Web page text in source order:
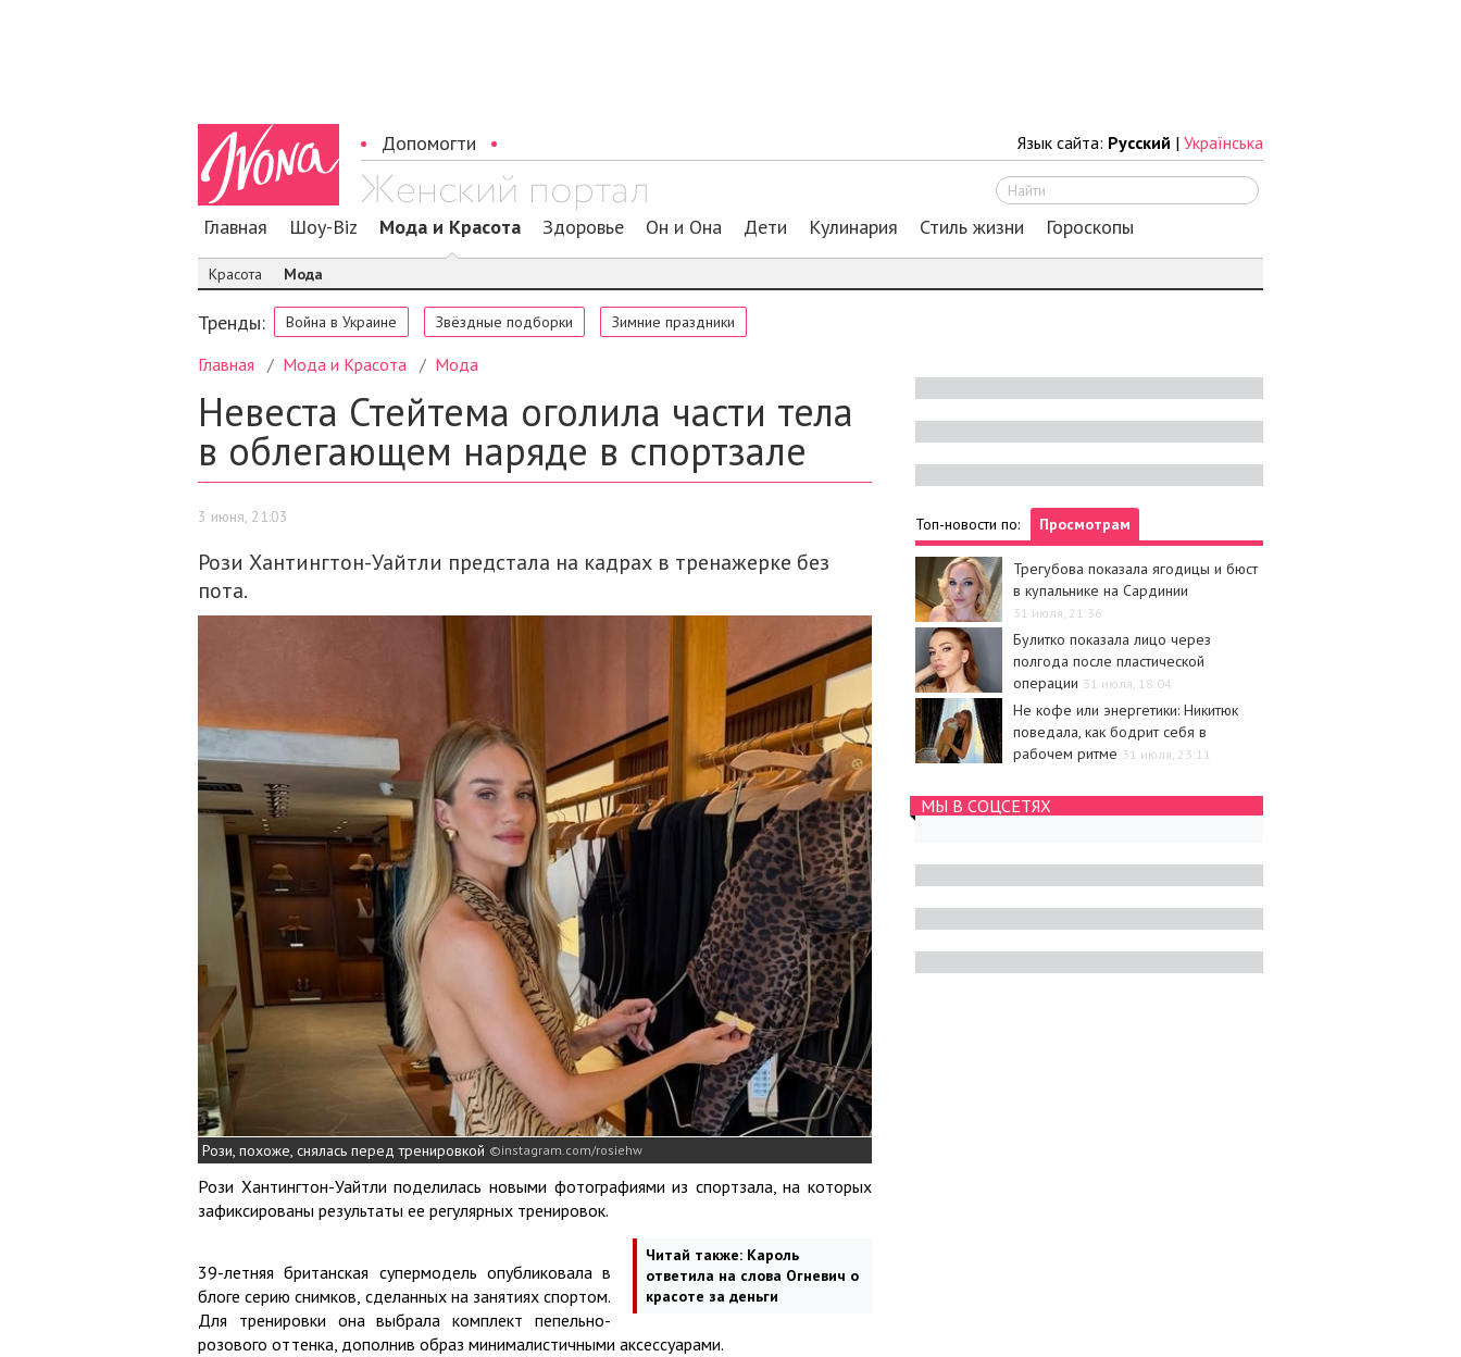
Допомогти Язык сайта: Русский | Українська
Главная Шоу-Biz Мода и Красота Здоровье Он и Она Дети Кулинария Стиль жизни Гороскопы
Красота Мода
Тренды: Война в Украине Звёздные подборки Зимние праздники
Главная Мода и Красота Мода
Невеста Стейтема оголила части тела
в облегающем наряде в спортзале
3 июня, 21:03
Рози Хантингтон-Уайтли предстала на кадрах в тренажерке без
пота.
Рози, похоже, снялась перед тренировкой instagram.com/rosiehw
Рози Хантингтон-Уайтли поделилась новыми фотографиями из спортзала, на которых
зафиксированы результаты ее регулярных тренировок.
Читай также: Кароль
ответила на слова Огневич о
красоте за деньги
39-летняя британская супермодель опубликовала в
блоге серию снимков, сделанных на занятиях спортом.
Для тренировки она выбрала комплект пепельно-
розового оттенка, дополнив образ минималистичными аксессуарами.
Топ-новости по: Просмотрам
Трегубова показала ягодицы и бюст
в купальнике на Сардинии
31 июля, 21:36
Булитко показала лицо через
полгода после пластической
операции 31 июля, 18:04
Не кофе или энергетики: Никитюк
поведала, как бодрит себя в
рабочем ритме 31 июля, 23:11
МЫ В СОЦСЕТЯХ